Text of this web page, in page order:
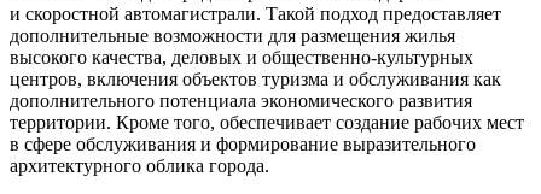
и скоростной автомагистрали. Такой подход предоставляет
дополнительные возможности для размещения жилья
высокого качества, деловых и общественно-культурных
центров, включения объектов туризма и обслуживания как
дополнительного потенциала экономического развития
территории. Кроме того, обеспечивает создание рабочих мест
в сфере обслуживания и формирование выразительного
архитектурного облика города.